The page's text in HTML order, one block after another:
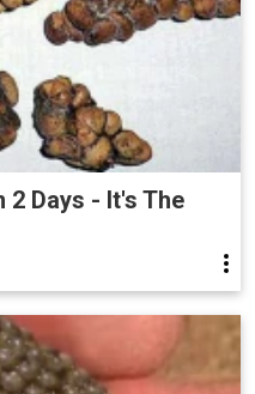
2 Days - It's The